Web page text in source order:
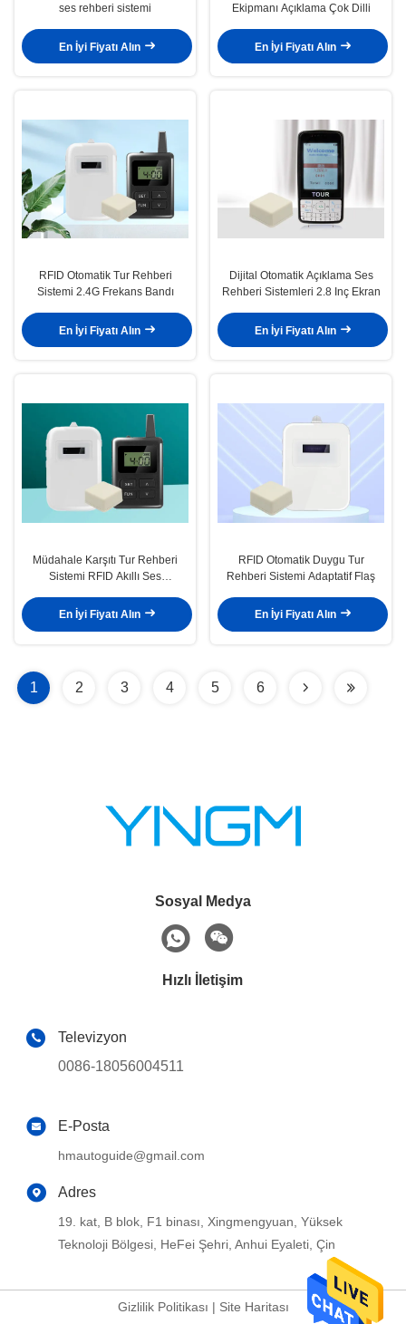
ses rehberi sistemi
En İyi Fiyatı Alın
Ekipmanı Açıklama Çok Dilli
En İyi Fiyatı Alın
RFID Otomatik Tur Rehberi
Sistemi 2.4G Frekans Bandı
En İyi Fiyatı Alın
Dijital Otomatik Açıklama Ses
Rehberi Sistemleri 2.8 Inç Ekran
En İyi Fiyatı Alın
Müdahale Karşıtı Tur Rehberi
Sistemi RFID Akıllı Ses
En İyi Fiyatı Alın
RFID Otomatik Duygu Tur
Rehberi Sistemi Adaptatif Flaş
En İyi Fiyatı Alın
1 2 3 4 5 6
Sosyal Medya
Hızlı İletişim
Televizyon
0086-18056004511
E-Posta
hmautoguide@gmail.com
Adres
19. kat, B blok, F1 binası, Xingmengyuan, Yüksek
Teknoloji Bölgesi, HeFei Şehri, Anhui Eyaleti, Çin
Gizlilik Politikası | Site Haritası